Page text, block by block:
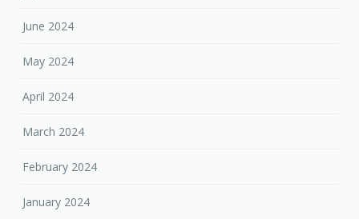
June 2024
May 2024
April 2024
March 2024
February 2024
January 2024